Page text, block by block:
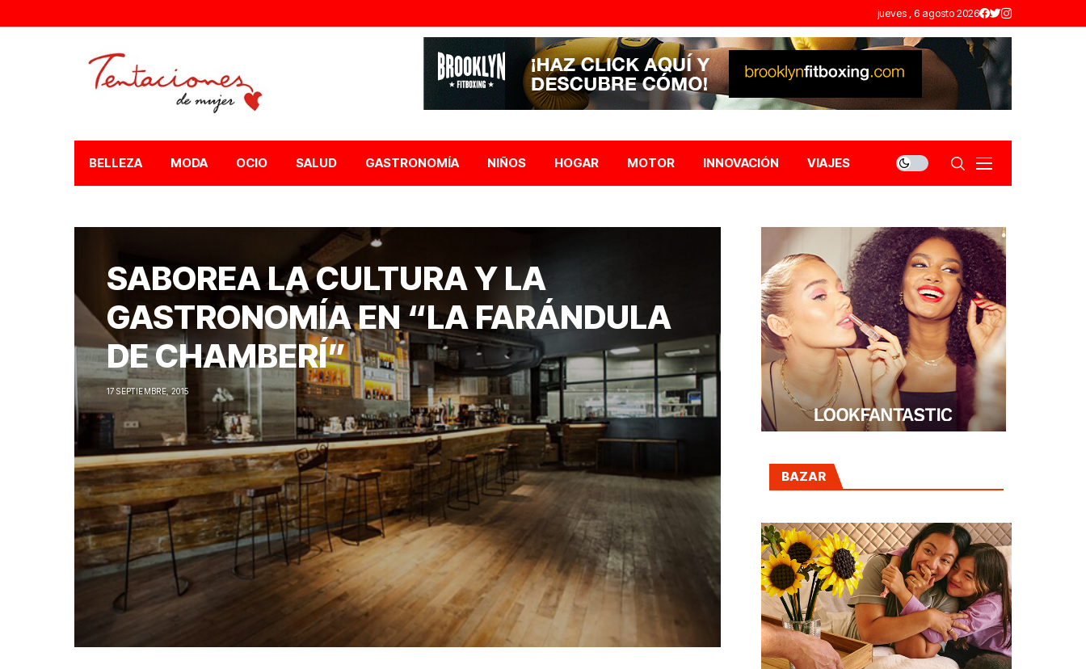
jueves , 6 agosto 2026
BELLEZA MODA OCIO SALUD GASTRONOMÍA NIÑOS HOGAR MOTOR INNOVACIÓN VIAJES
SABOREA LA CULTURA Y LA
GASTRONOMÍA EN “LA FARÁNDULA
DE CHAMBERÍ”
17 SEPTIEMBRE, 2015
BAZAR